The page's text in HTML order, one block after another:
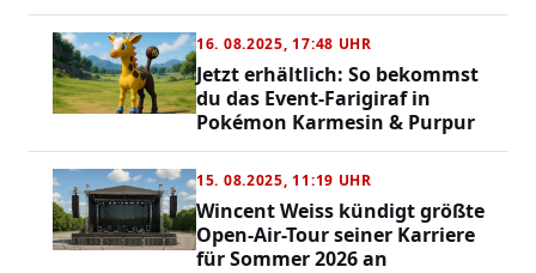
16. 08.2025, 17:48 UHR
Jetzt erhältlich: So bekommst
du das Event-Farigiraf in
Pokémon Karmesin & Purpur
15. 08.2025, 11:19 UHR
Wincent Weiss kündigt größte
Open-Air-Tour seiner Karriere
für Sommer 2026 an